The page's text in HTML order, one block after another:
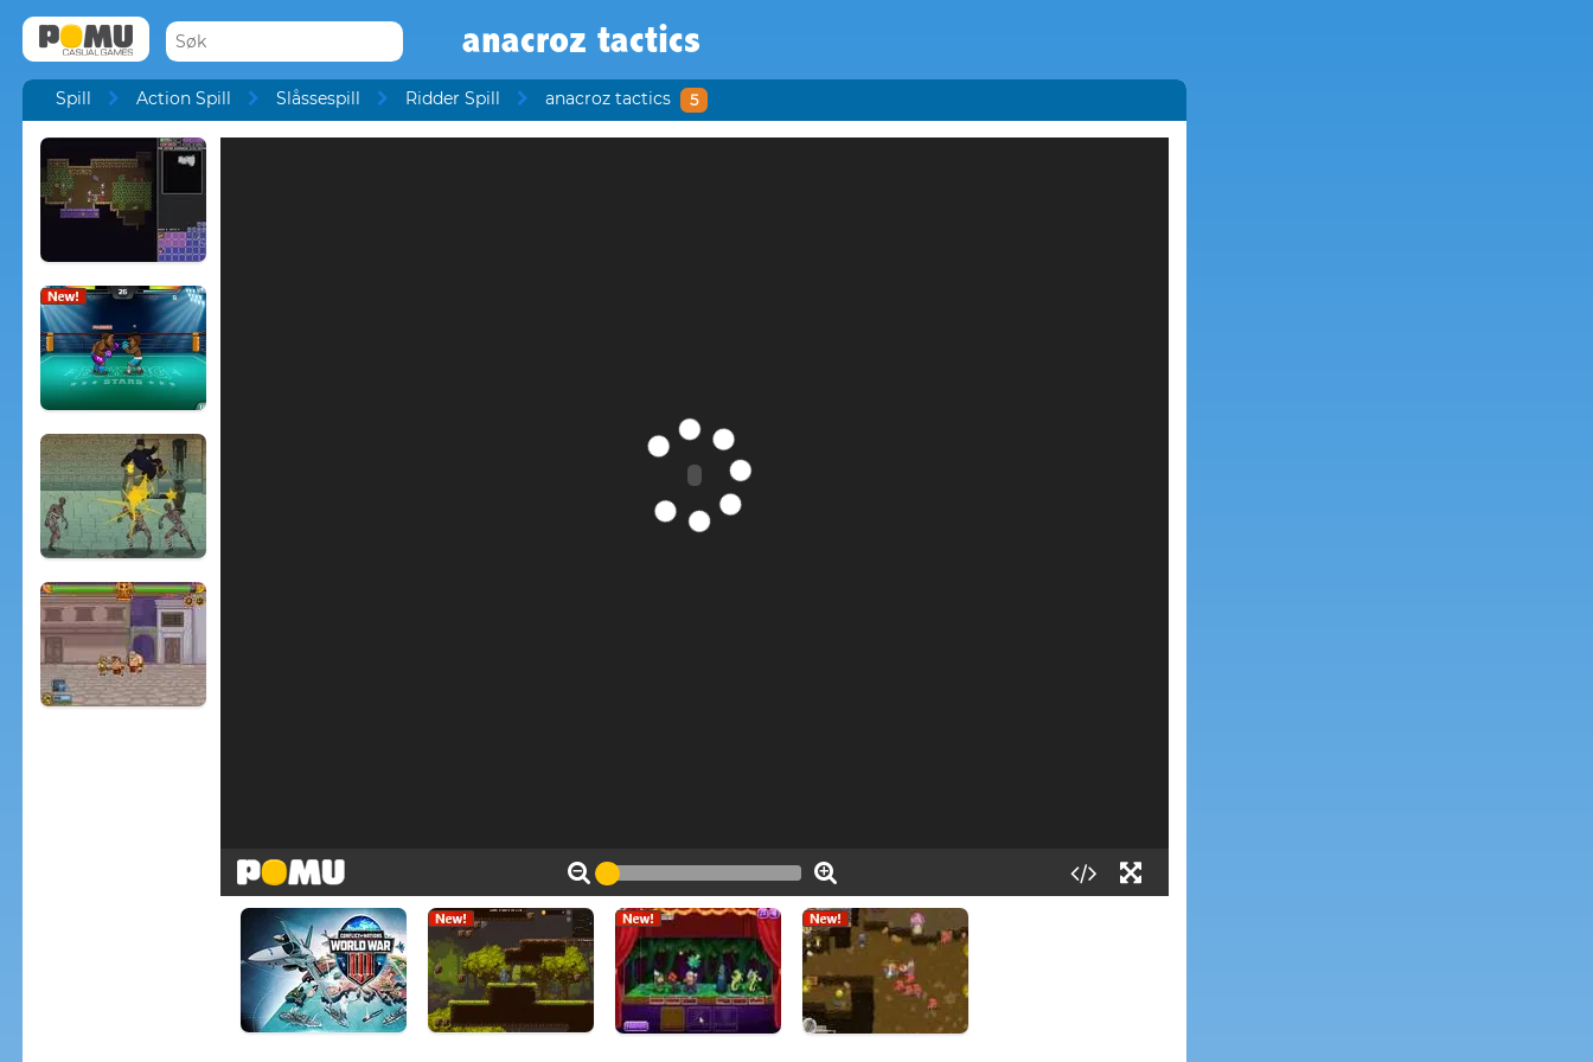
anacroz tactics
Spill Action Spill Slåssespill Ridder Spill anacroz tactics 5